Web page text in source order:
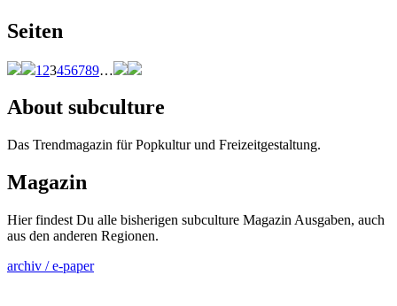
Seiten
1 23456789…
About subculture
Das Trendmagazin für Popkultur und Freizeitgestaltung.
Magazin
Hier findest Du alle bisherigen subculture Magazin Ausgaben, auch
aus den anderen Regionen.
archiv / e-paper